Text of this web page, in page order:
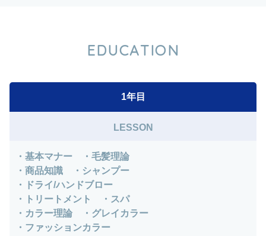
EDUCATION
1年目
LESSON
・基本マナー ・毛髪理論
・商品知識 ・シャンプー
・ドライ/ハンドブロー
・トリートメント ・スパ
・カラー理論 ・グレイカラー
・ファッションカラー